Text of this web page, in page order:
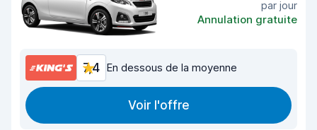
par jour
Annulation gratuite
7,4 En dessous de la moyenne
Voir l'offre